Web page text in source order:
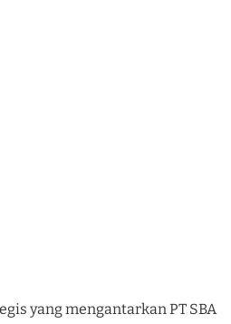
yang mengantarkan PT SBA